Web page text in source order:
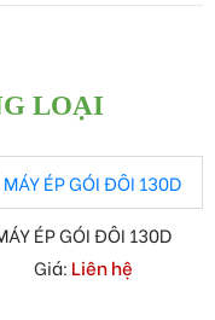
LOẠI
ÉP GÓI ĐÔI 130D
Giá: Liên hệ